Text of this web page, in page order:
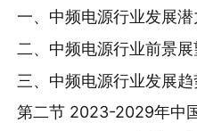
一、中频电源行业发展潜
二、中频电源行业前景展
三、中频电源行业发展趋
第二节 2023-2029年中